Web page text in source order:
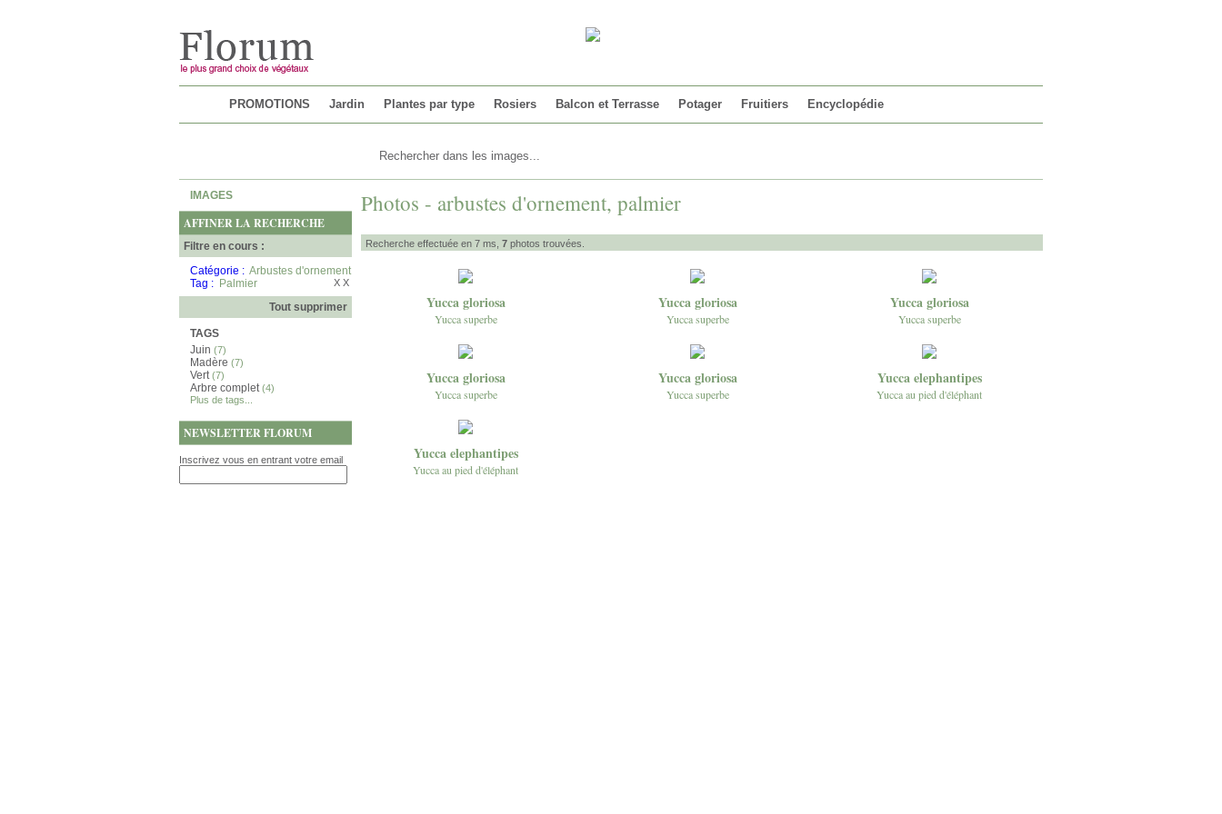
PROMOTIONS Jardin Plantes par type Rosiers Balcon et Terrasse Potager Fruitiers Encyclopédie
IMAGES
AFFINER LA RECHERCHE
Filtre en cours :
Catégorie : Arbustes d'ornement
X
Tag : Palmier X
Tout supprimer
TAGS
Juin (7)
Madère (7)
Vert (7)
Arbre complet (4)
Plus de tags...
NEWSLETTER FLORUM
Inscrivez vous en entrant votre email
Photos - arbustes d'ornement, palmier
Recherche effectuée en 7 ms, 7 photos trouvées.
Yucca gloriosa
Yucca superbe
Yucca gloriosa
Yucca superbe
Yucca gloriosa
Yucca superbe
Yucca gloriosa
Yucca superbe
Yucca gloriosa
Yucca superbe
Yucca elephantipes
Yucca au pied d'éléphant
Yucca elephantipes
Yucca au pied d'éléphant